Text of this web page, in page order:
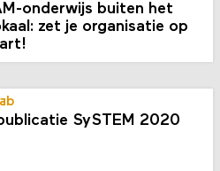
onderwijs buiten het
zet je organisatie op
SySTEM 2020